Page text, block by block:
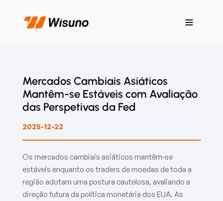
Mercados Cambiais Asiáticos
Mantêm-se Estáveis com Avaliação
das Perspetivas da Fed
2025-12-22
Os mercados cambiais asiáticos mantêm-se
estáveis enquanto os traders de moedas de toda a
região adotam uma postura cautelosa, avaliando a
direção futura da política monetária dos EUA. As